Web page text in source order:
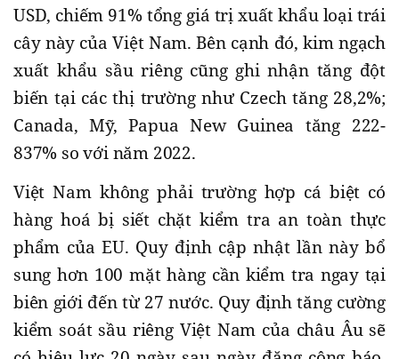
USD, chiếm 91% tổng giá trị xuất khẩu loại trái
cây này của Việt Nam. Bên cạnh đó, kim ngạch
xuất khẩu sầu riêng cũng ghi nhận tăng đột
biến tại các thị trường như Czech tăng 28,2%;
Canada, Mỹ, Papua New Guinea tăng 222-
837% so với năm 2022.
Việt Nam không phải trường hợp cá biệt có
hàng hoá bị siết chặt kiểm tra an toàn thực
phẩm của EU. Quy định cập nhật lần này bổ
sung hơn 100 mặt hàng cần kiểm tra ngay tại
biên giới đến từ 27 nước. Quy định tăng cường
kiểm soát sầu riêng Việt Nam của châu Âu sẽ